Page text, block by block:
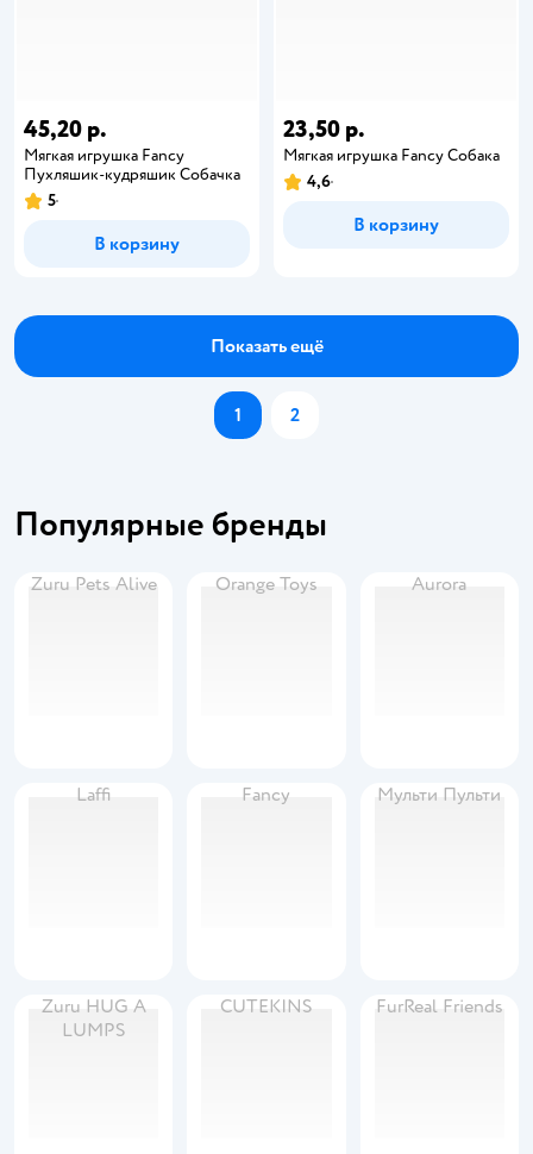
45,20 р.
Мягкая игрушка Fancy
Пухляшик-кудряшик Собачка
5
В корзину
23,50 р.
Мягкая игрушка Fancy Собака
4,6
В корзину
Показать ещё
1 2
Популярные бренды
Zuru Pets Alive Orange Toys Aurora
Laffi Fancy Мульти Пульти
Zuru HUG A
LUMPS
CUTEKINS FurReal Friends